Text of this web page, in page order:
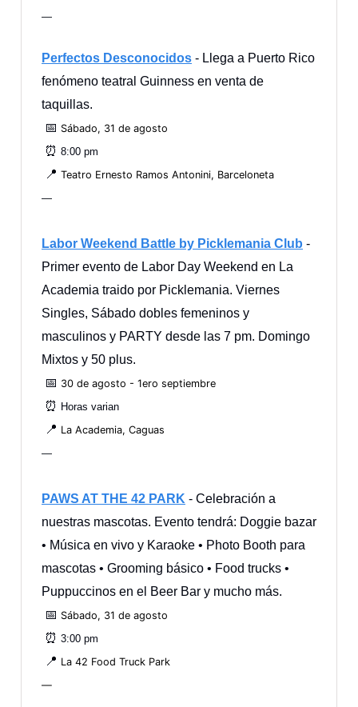
—
Perfectos Desconocidos - Llega a Puerto Rico
fenómeno teatral Guinness en venta de
taquillas.
📅 Sábado, 31 de agosto
⏰ 8:00 pm
📍 Teatro Ernesto Ramos Antonini, Barceloneta
—
Labor Weekend Battle by Picklemania Club -
Primer evento de Labor Day Weekend en La
Academia traido por Picklemania. Viernes
Singles, Sábado dobles femeninos y
masculinos y PARTY desde las 7 pm. Domingo
Mixtos y 50 plus.
📅 30 de agosto - 1ero septiembre
⏰ Horas varian
📍 La Academia, Caguas
—
PAWS AT THE 42 PARK - Celebración a
nuestras mascotas. Evento tendrá: Doggie bazar
• Música en vivo y Karaoke • Photo Booth para
mascotas • Grooming básico • Food trucks •
Puppuccinos en el Beer Bar y mucho más.
📅 Sábado, 31 de agosto
⏰ 3:00 pm
📍 La 42 Food Truck Park
—